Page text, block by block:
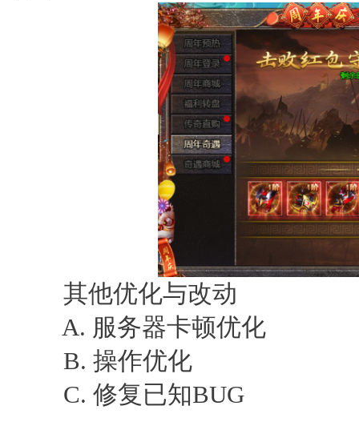
其他优化与改动
A. 服务器卡顿优化
B. 操作优化
C. 修复已知BUG